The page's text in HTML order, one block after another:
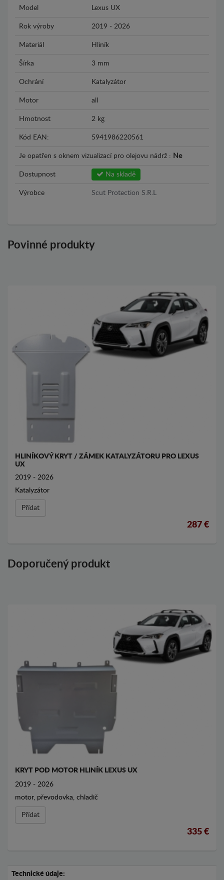
Model Lexus UX
Rok výroby 2019 - 2026
Materiál Hliník
Šírka 3 mm
Ochrání Katalyzátor
Motor all
Hmotnost 2 kg
Kód EAN: 5941986220561
Je opatřen s oknem vizualizací pro olejovu nádrž : Ne
Dostupnost Na skladě
Výrobce Scut Protection S.R.L
Povinné produkty
HLINÍKOVÝ KRYT / ZÁMEK KATALYZÁTORU PRO LEXUS
UX
2019 - 2026
Katalyzátor
Přídat
287 €
Doporučený produkt
KRYT POD MOTOR HLINÍK LEXUS UX
2019 - 2026
motor, převodovka, chladič
Přídat
335 €
Technické údaje: